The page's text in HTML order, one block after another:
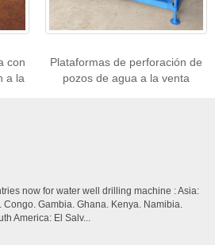
con
a la
Plataformas de perforación de
pozos de agua a la venta
now for water well drilling machine : Asia:
Congo. Gambia. Ghana. Kenya. Namibia.
America: El Salv...